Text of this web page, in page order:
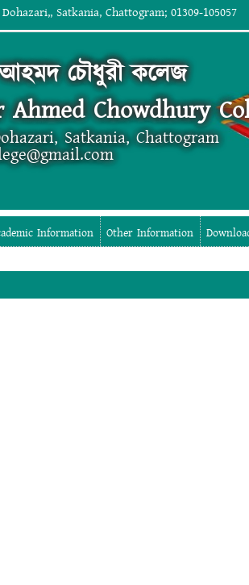
Satkania, Chattogram; 01309-105057
আহমদ চৌধুরী কলেজ
Chowdhury
Satkania, Chattogram
Information Other Information